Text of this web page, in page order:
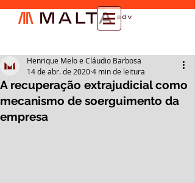
A recuperação extrajudicial como
mecanismo de soerguimento da
empresa
Henrique Melo e Cláudio Barbosa
14 de abr. de 20204 min de leitura